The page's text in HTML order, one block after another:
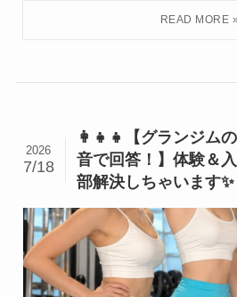
👩‍👧‍👧【グランジム
音で回答！】体験＆
部解決しちゃいます✨
2026
7/18